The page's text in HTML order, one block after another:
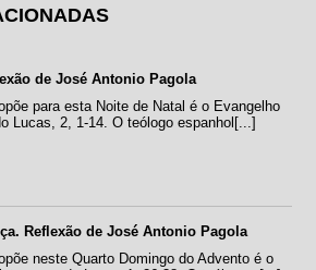
de José Antonio Pagola
para esta Noite de Natal é o Evangelho
Lucas, 2, 1-14. O teólogo espanhol[...]
Reflexão de José Antonio Pagola
neste Quarto Domingo do Advento é o